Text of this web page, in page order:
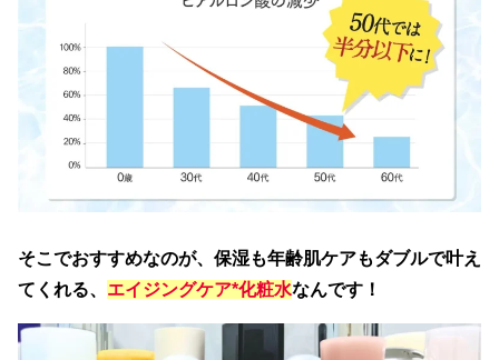
そこでおすすめなのが、保湿も年齢肌ケアもダブルで叶え
てくれる、 エイジングケア*化粧水なんです！